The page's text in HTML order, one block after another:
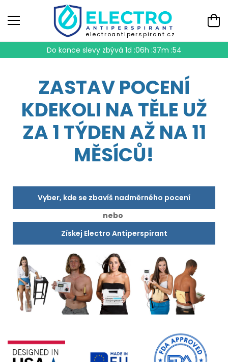
electroantiperspirant.cz
Do konce slevy zbývá 1d :06h :37m :54
ZASTAV POCENÍ
KDEKOLI NA TĚLE UŽ
ZA 1 TÝDEN AŽ NA 11
MĚSÍCŮ!
Vyber, kde se zbavíš nadměrného pocení
nebo
Získej Electro Antiperspirant